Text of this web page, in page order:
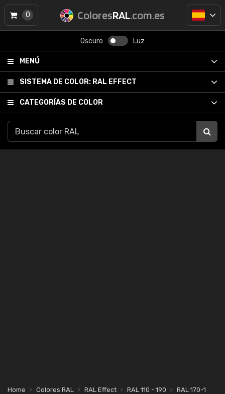
ColoresRAL.com.es
Oscuro Luz
MENÚ
SISTEMA DE COLOR: RAL EFFECT
CATEGORÍAS DE COLOR
0
Home Colores RAL RAL Effect RAL 110 - 190 RAL 170-1